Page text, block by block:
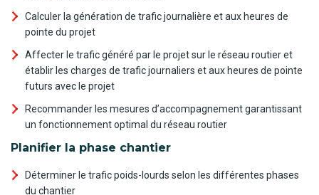
Calculer la génération de trafic journalière et aux heures de
pointe du projet
Affecter le trafic généré par le projet sur le réseau routier et
établir les charges de trafic journaliers et aux heures de pointe
futurs avec le projet
Recommander les mesures d’accompagnement garantissant
un fonctionnement optimal du réseau routier
Planifier la phase chantier
Déterminer le trafic poids-lourds selon les différentes phases
du chantier